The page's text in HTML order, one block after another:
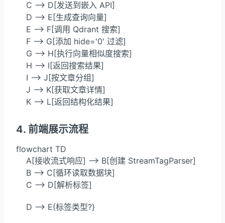
    C --> D[发送到嵌入 API]
    D --> E[生成查询向量]
    E --> F[调用 Qdrant 搜索]
    F --> G[添加 hide='0' 过滤]
    G --> H[执行向量相似度搜索]
    H --> I[返回搜索结果]
    I --> J[按文章分组]
    J --> K[获取文章详情]
    K --> L[返回结构化结果]
4. 前端展示流程
flowchart TD
    A[接收流式响应] --> B[创建 StreamTagParser]
    B --> C[循环读取数据块]
    C --> D[解析标签]
    D --> E{标签类型?}